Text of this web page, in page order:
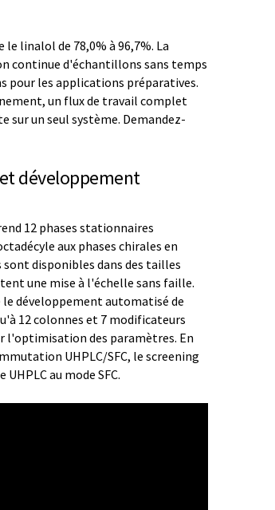
linalol de 78,0% à 96,7%. La
continue d'échantillons sans temps
les applications préparatives.
un flux de travail complet
sur un seul système. Demandez-
développement
12 phases stationnaires
aux phases chirales en
disponibles dans des tailles
une mise à l'échelle sans faille.
développement automatisé de
12 colonnes et 7 modificateurs
l'optimisation des paramètres. En
UHPLC/SFC, le screening
au mode SFC.